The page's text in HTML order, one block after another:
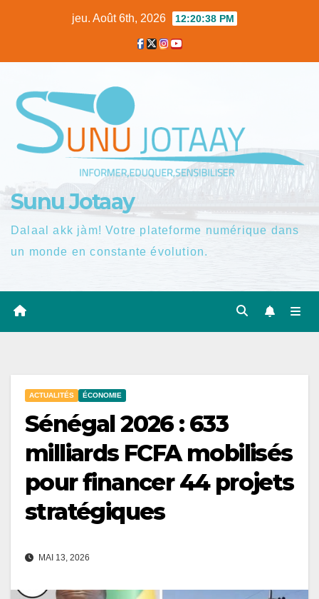
jeu. Août 6th, 2026 12:20:39 PM
Sunu Jotaay
Dalaal akk jàm! Votre plateforme numérique dans
un monde en constante évolution.
ACTUALITÉS ÉCONOMIE
Sénégal 2026 : 633
milliards FCFA mobilisés
pour financer 44 projets
stratégiques
MAI 13, 2026